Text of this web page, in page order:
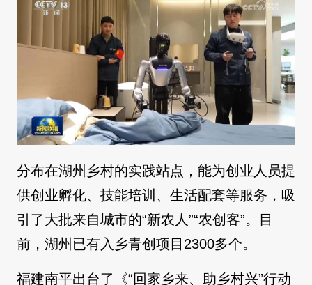
分布在湖州乡村的实践站点，能为创业人员提
供创业孵化、技能培训、生活配套等服务，吸
引了大批来自城市的“新农人”“农创客”。目
前，湖州已有入乡青创项目2300多个。
福建南平出台了《“回家乡来、助乡村兴”行动